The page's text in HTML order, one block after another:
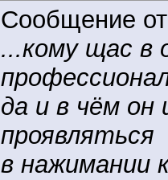
Сообщение
...кому щас в
да и в чём
проявляться
в нажимании